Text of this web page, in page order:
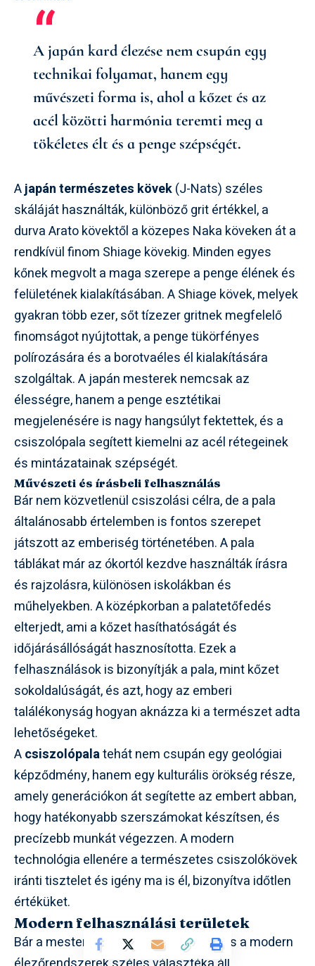
A japán kard élezése nem csupán egy
technikai folyamat, hanem egy
művészeti forma is, ahol a kőzet és az
acél közötti harmónia teremti meg a
tökéletes élt és a penge szépségét.
Ajapán természetes kövek(J-Nats) széles
skáláját használták, különböző grit értékkel, a
durva Arato kövektől a közepes Naka köveken át a
rendkívül finom Shiage kövekig. Minden egyes
kőnek megvolt a maga szerepe a penge élének és
felületének kialakításában. A Shiage kövek, melyek
gyakran több ezer, sőt tízezer gritnek megfelelő
finomságot nyújtottak, a penge tükörfényes
polírozására és a borotvaéles él kialakítására
szolgáltak. A japán mesterek nemcsak az
élességre, hanem a penge esztétikai
megjelenésére is nagy hangsúlyt fektettek, és a
csiszolópala segített kiemelni az acél rétegeinek
és mintázatainak szépségét.
Művészeti és írásbeli felhasználás
Bár nem közvetlenül csiszolási célra, de a pala
általánosabb értelemben is fontos szerepet
játszott az emberiség történetében. A pala
táblákat már az ókortól kezdve használták írásra
és rajzolásra, különösen iskolákban és
műhelyekben. A középkorban a palatetőfedés
elterjedt, ami a kőzet hasíthatóságát és
időjárásállóságát hasznosította. Ezek a
felhasználások is bizonyítják a pala, mint kőzet
sokoldalúságát, és azt, hogy az emberi
találékonyság hogyan aknázza ki a természet adta
lehetőségeket.
Acsiszolópalatehát nem csupán egy geológiai
képződmény, hanem egy kulturális örökség része,
amely generációkon át segítette az embert abban,
hogy hatékonyabb szerszámokat készítsen, és
precízebb munkát végezzen. A modern
technológia ellenére a természetes csiszolókövek
iránti tisztelet és igény ma is él, bizonyítva időtlen
értéküket.
Modern felhasználási területek
Bár a mesterséges csiszolóanyagok és a modern